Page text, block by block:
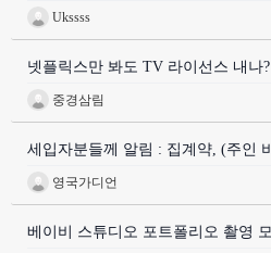
Ukssss
넷플릭스만 봐도 TV 라이선스 내나?
중경삼림
세입자분들께 알림 : 집계약, (주인
영국가디언
베이비 스튜디오 포트폴리오 촬영